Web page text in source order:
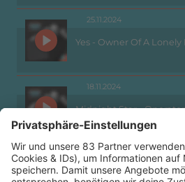
25.11.2024
Yes - Owner Of A Lonely
18.11.2024
Midnight Star - Operator
11.11.2024
Grace Jones - Slave To